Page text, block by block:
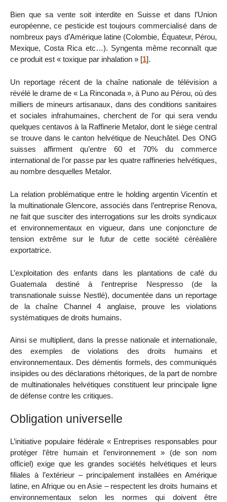
Bien que sa vente soit interdite en Suisse et dans l’Union
européenne, ce pesticide est toujours commercialisé dans de
nombreux pays d’Amérique latine (Colombie, Équateur, Pérou,
Mexique, Costa Rica etc…). Syngenta même reconnaît que
ce produit est « toxique par inhalation » [1].
Un reportage récent de la chaîne nationale de télévision a
révélé le drame de « La Rinconada », à Puno au Pérou, où des
milliers de mineurs artisanaux, dans des conditions sanitaires
et sociales infrahumaines, cherchent de l’or qui sera vendu
quelques centavos à la Raffinerie Metalor, dont le siège central
se trouve dans le canton helvétique de Neuchâtel. Des ONG
suisses affirment qu’entre 60 et 70% du commerce
international de l’or passe par les quatre raffineries helvétiques,
au nombre desquelles Metalor.
La relation problématique entre le holding argentin Vicentín et
la multinationale Glencore, associés dans l’entreprise Renova,
ne fait que susciter des interrogations sur les droits syndicaux
et environnementaux en vigueur, dans une conjoncture de
tension extrême sur le futur de cette société céréalière
exportatrice.
L’exploitation des enfants dans les plantations de café du
Guatemala destiné à l’entreprise Nespresso (de la
transnationale suisse Nestlé), documentée dans un reportage
de la chaîne Channel 4 anglaise, prouve les violations
systématiques de droits humains.
Ainsi se multiplient, dans la presse nationale et internationale,
des exemples de violations des droits humains et
environnementaux. Des démentis formels, des communiqués
insipides ou des déclarations rhétoriques, de la part de nombre
de multinationales helvétiques constituent leur principale ligne
de défense contre les critiques.
Obligation universelle
L’initiative populaire fédérale « Entreprises responsables pour
protéger l’être humain et l’environnement » (de son nom
officiel) exige que les grandes sociétés helvétiques et leurs
filiales à l’extérieur – principalement installées en Amérique
latine, en Afrique ou en Asie – respectent les droits humains et
environnementaux selon les normes qui doivent être